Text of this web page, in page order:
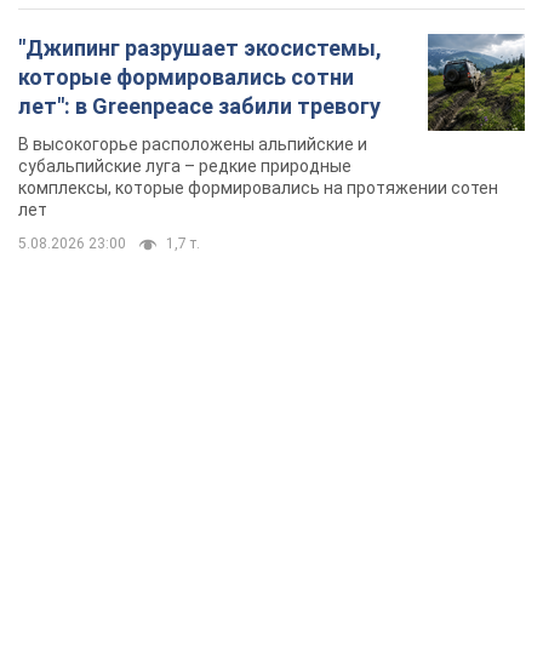
"Джипинг разрушает экосистемы,
которые формировались сотни
лет": в Greenpeace забили тревогу
В высокогорье расположены альпийские и
субальпийские луга – редкие природные
комплексы, которые формировались на протяжении сотен
лет
5.08.2026 23:00 1,7 т.